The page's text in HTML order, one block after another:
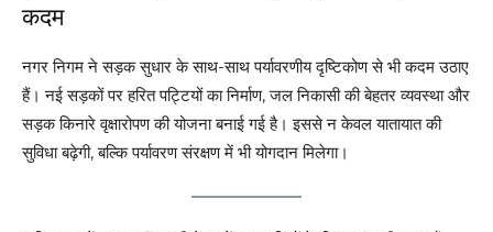
कदम
नगर निगम ने सड़क सुधार के साथ-साथ पर्यावरणीय दृष्टिकोण से भी कदम उठाए
हैं। नई सड़कों पर हरित पट्टियों का निर्माण, जल निकासी की बेहतर व्यवस्था और
सड़क किनारे वृक्षारोपण की योजना बनाई गई है। इससे न केवल यातायात की
सुविधा बढ़ेगी, बल्कि पर्यावरण संरक्षण में भी योगदान मिलेगा।